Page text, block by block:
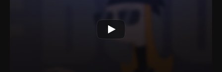
Phineas ve Ferb’ün Dr. Doofenshmirtz’ün icadı yüzünden
macera filmidir. Sevilen Disney Channel karakterlerini alternatif
evren, aksiyon, mizah ve aile dostu bir hikâyeyle buluşturan
yapım; çizgi film ve animasyon severler için keyifli bir seyir